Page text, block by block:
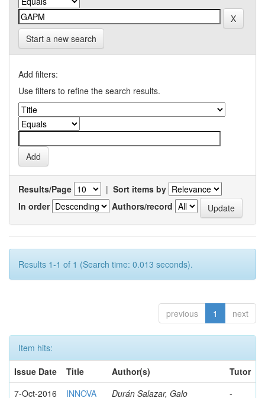
Start a new search
Add filters:
Use filters to refine the search results.
Results/Page | Sort items by
In order
Authors/record
Results 1-1 of 1 (Search time: 0.013 seconds).
previous 1 next
Item hits:
Issue Date
Title Author(s)
Tutor
7-Oct-2016
INNOVA
Durán Salazar, Galo
-